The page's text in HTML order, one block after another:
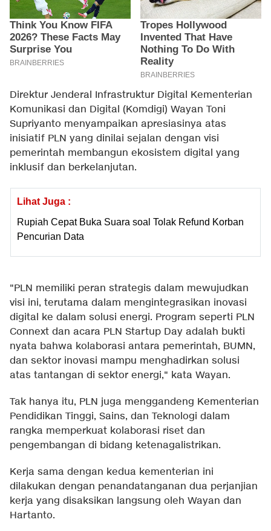
Direktur Jenderal Infrastruktur Digital Kementerian
Komunikasi dan Digital (Komdigi) Wayan Toni
Supriyanto menyampaikan apresiasinya atas
inisiatif PLN yang dinilai sejalan dengan visi
pemerintah membangun ekosistem digital yang
inklusif dan berkelanjutan.
Lihat Juga :
Rupiah Cepat Buka Suara soal Tolak Refund Korban
Pencurian Data
"PLN memiliki peran strategis dalam mewujudkan
visi ini, terutama dalam mengintegrasikan inovasi
digital ke dalam solusi energi. Program seperti PLN
Connext dan acara PLN Startup Day adalah bukti
nyata bahwa kolaborasi antara pemerintah, BUMN,
dan sektor inovasi mampu menghadirkan solusi
atas tantangan di sektor energi," kata Wayan.
Tak hanya itu, PLN juga menggandeng Kementerian
Pendidikan Tinggi, Sains, dan Teknologi dalam
rangka memperkuat kolaborasi riset dan
pengembangan di bidang ketenagalistrikan.
Kerja sama dengan kedua kementerian ini
dilakukan dengan penandatanganan dua perjanjian
kerja yang disaksikan langsung oleh Wayan dan
Hartanto.